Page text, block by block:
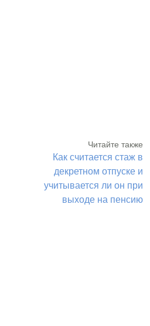
Читайте также
Как считается стаж в
декретном отпуске и
учитывается ли он при
выходе на пенсию